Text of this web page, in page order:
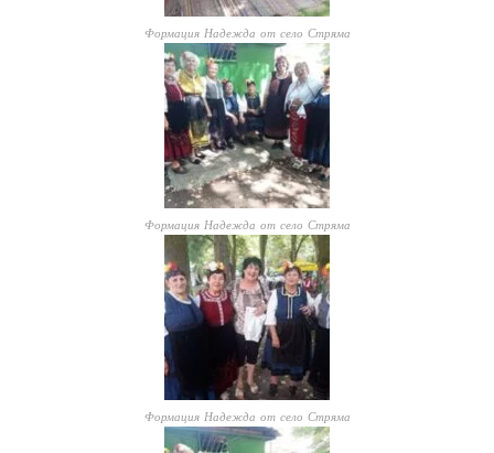
Формация Надежда от село Стряма
Формация Надежда от село Стряма
Формация Надежда от село Стряма